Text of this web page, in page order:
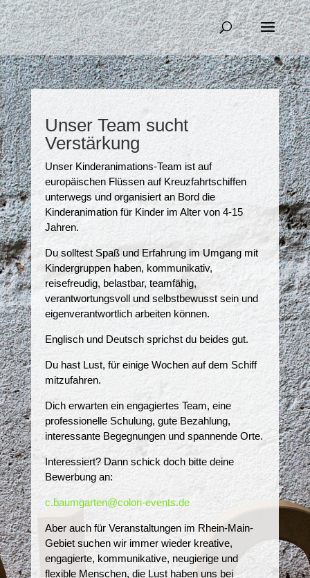
Unser Team sucht
Verstärkung
Unser Kinderanimations-Team ist auf
europäischen Flüssen auf Kreuzfahrtschiffen
unterwegs und organisiert an Bord die
Kinderanimation für Kinder im Alter von 4-15
Jahren.
Du solltest Spaß und Erfahrung im Umgang mit
Kindergruppen haben, kommunikativ,
reisefreudig, belastbar, teamfähig,
verantwortungsvoll und selbstbewusst sein und
eigenverantwortlich arbeiten können.
Englisch und Deutsch sprichst du beides gut.
Du hast Lust, für einige Wochen auf dem Schiff
mitzufahren.
Dich erwarten ein engagiertes Team, eine
professionelle Schulung, gute Bezahlung,
interessante Begegnungen und spannende Orte.
Interessiert? Dann schick doch bitte deine
Bewerbung an:
c.baumgarten@colori-events.de
Aber auch für Veranstaltungen im Rhein-Main-
Gebiet suchen wir immer wieder kreative,
engagierte, kommunikative, neugierige und
flexible Menschen, die Lust haben uns bei